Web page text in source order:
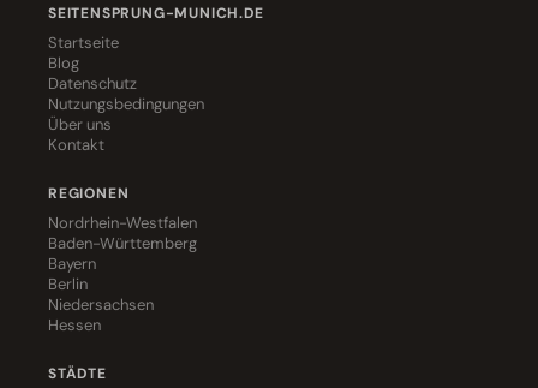
SEITENSPRUNG-MUNICH.DE
Startseite
Blog
Datenschutz
Nutzungsbedingungen
Über uns
Kontakt
REGIONEN
Nordrhein-Westfalen
Baden-Württemberg
Bayern
Berlin
Niedersachsen
Hessen
STÄDTE